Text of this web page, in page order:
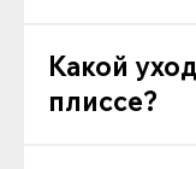
Какой
плиссе?